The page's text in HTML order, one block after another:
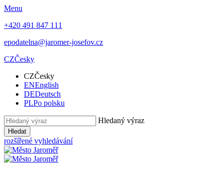
Menu
+420 491 847 111
epodatelna@jaromer-josefov.cz
CZČesky
CZČesky
ENEnglish
DEDeutsch
PLPo polsku
Hledaný výraz
Hledat
rozšířené vyhledávání